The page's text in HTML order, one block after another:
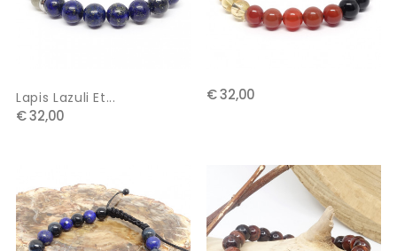
Lapis Lazuli Et...
€ 32,00
€ 32,00